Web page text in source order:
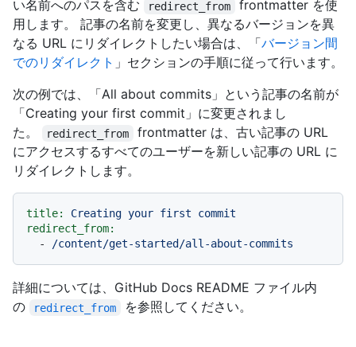
い名前へのパスを含む
redirect_from
frontmatter を使
用します。 記事の名前を変更し、異なるバージョンを異
なる URL にリダイレクトしたい場合は、「バージョン間
でのリダイレクト 」セクションの手順に従って行います。
次の例では、「All about commits」という記事の名前が
「Creating your first commit」に変更されまし
た。
redirect_from
frontmatter は、古い記事の URL
にアクセスするすべてのユーザーを新しい記事の URL に
リダイレクトします。
title: Creating your first
commit
redirect_from:
-
/content/get-started/all-about-commits
詳細については、GitHub Docs README ファイル内
の
redirect_from を参照してください。